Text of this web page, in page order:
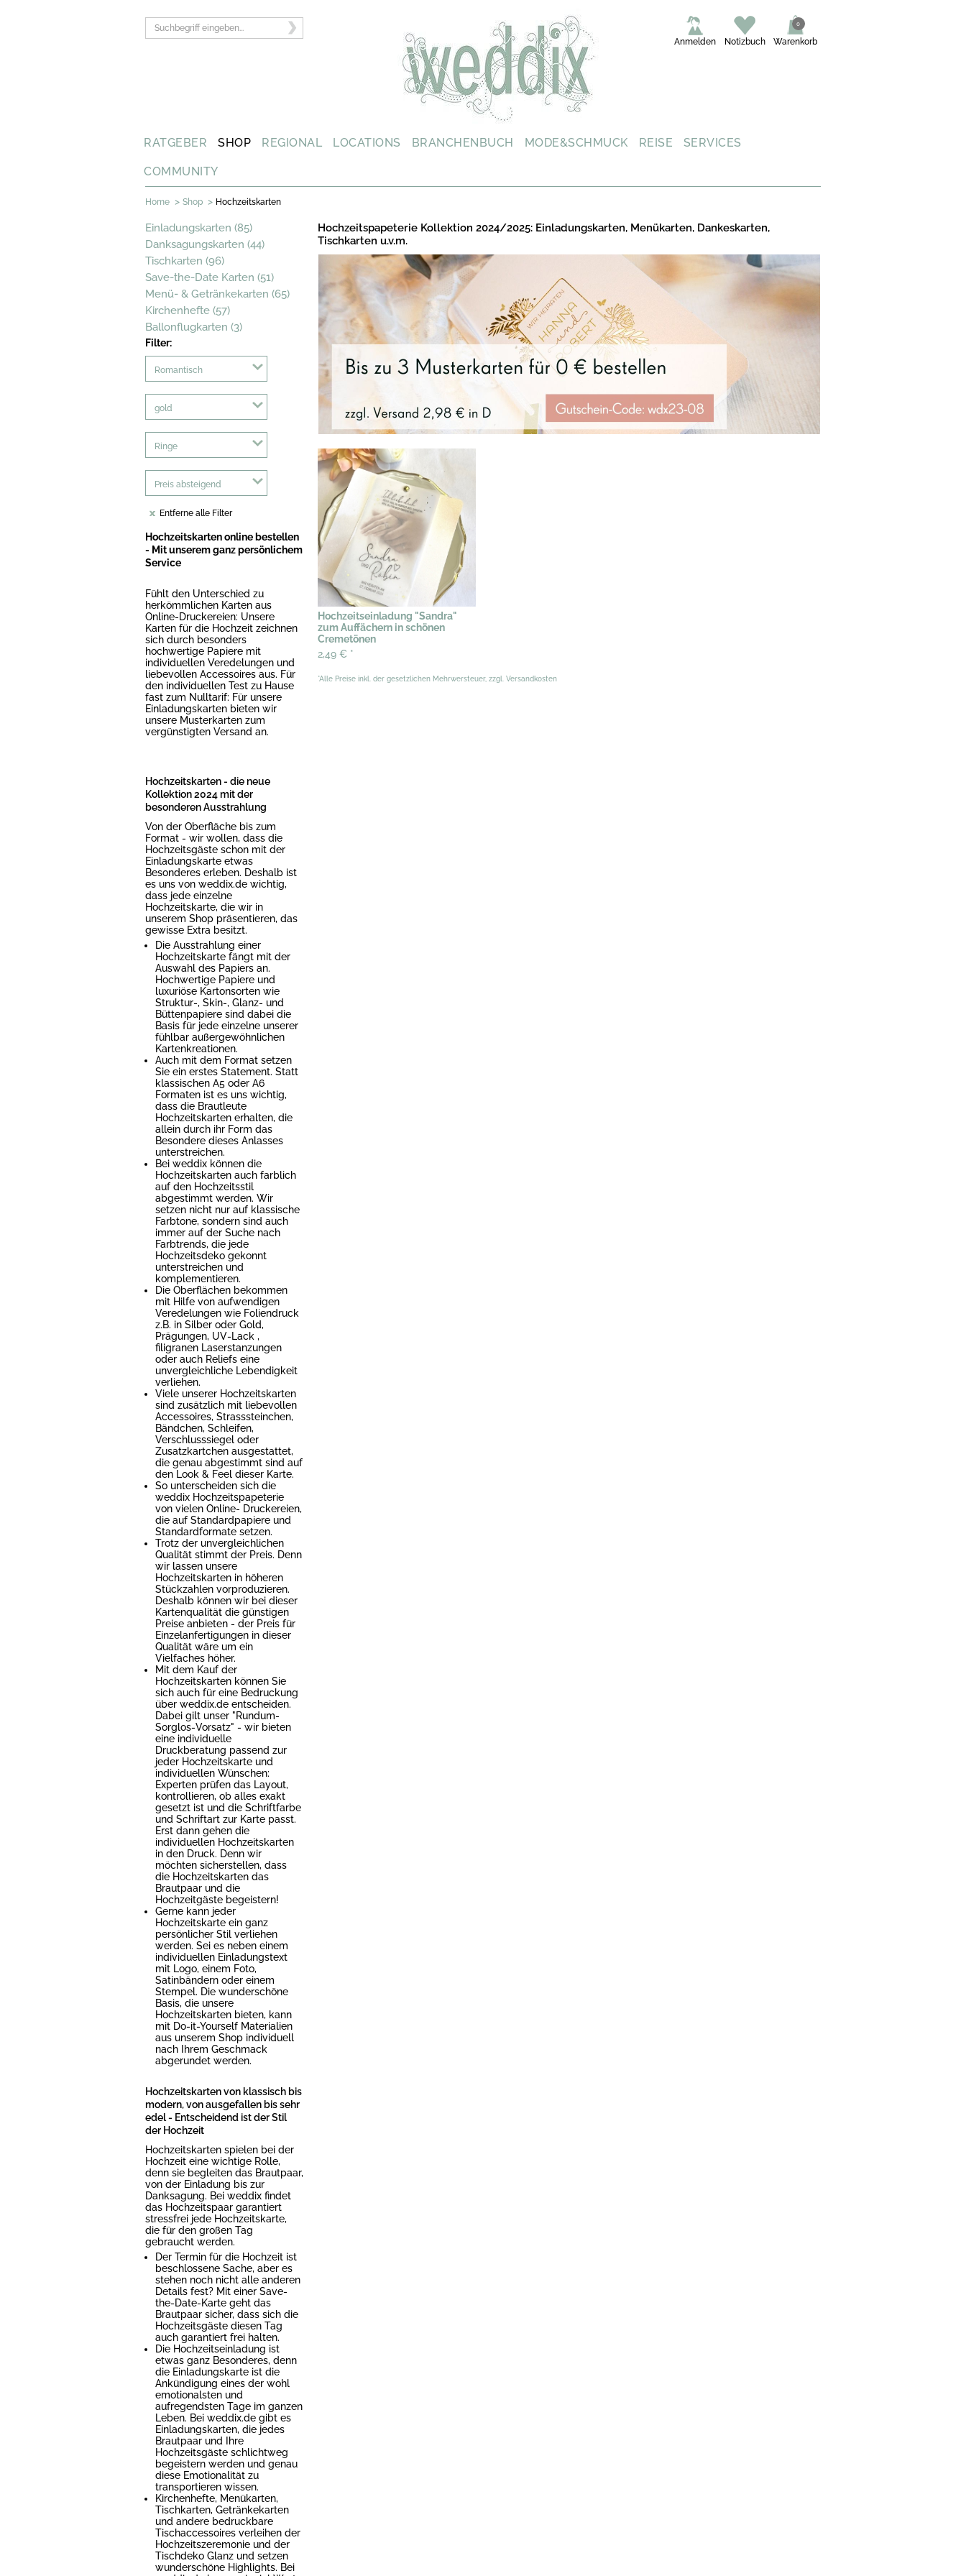
Warenkorb
0
Notizbuch
Anmelden
RATGEBER SHOP REGIONAL LOCATIONS BRANCHENBUCH MODE&SCHMUCK REISE SERVICES
COMMUNITY
Home > Shop > Hochzeitskarten
Einladungskarten (85)
Danksagungskarten (44)
Tischkarten (96)
Save-the-Date Karten (51)
Menü- & Getränkekarten (65)
Kirchenhefte (57)
Ballonflugkarten (3)
Filter:
Romantisch
gold
Ringe
Preis absteigend
Entferne alle Filter
Hochzeitskarten online bestellen
- Mit unserem ganz persönlichem
Service
Fühlt den Unterschied zu
herkömmlichen Karten aus
Online-Druckereien: Unsere
Karten für die Hochzeit zeichnen
sich durch besonders
hochwertige Papiere mit
individuellen Veredelungen und
liebevollen Accessoires aus. Für
den individuellen Test zu Hause
fast zum Nulltarif: Für unsere
Einladungskarten bieten wir
unsere Musterkarten zum
vergünstigten Versand an.
Hochzeitskarten - die neue
Kollektion 2024 mit der
besonderen Ausstrahlung
Von der Oberfläche bis zum
Format - wir wollen, dass die
Hochzeitsgäste schon mit der
Einladungskarte etwas
Besonderes erleben. Deshalb ist
es uns von weddix.de wichtig,
dass jede einzelne
Hochzeitskarte, die wir in
unserem Shop präsentieren, das
gewisse Extra besitzt.
Die Ausstrahlung einer
Hochzeitskarte fängt mit der
Auswahl des Papiers an.
Hochwertige Papiere und
luxuriöse Kartonsorten wie
Struktur-, Skin-, Glanz- und
Büttenpapiere sind dabei die
Basis für jede einzelne unserer
fühlbar außergewöhnlichen
Kartenkreationen.
Auch mit dem Format setzen
Sie ein erstes Statement. Statt
klassischen A5 oder A6
Formaten ist es uns wichtig,
dass die Brautleute
Hochzeitskarten erhalten, die
allein durch ihr Form das
Besondere dieses Anlasses
unterstreichen.
Bei weddix können die
Hochzeitskarten auch farblich
auf den Hochzeitsstil
abgestimmt werden. Wir
setzen nicht nur auf klassische
Farbtone, sondern sind auch
immer auf der Suche nach
Farbtrends, die jede
Hochzeitsdeko gekonnt
unterstreichen und
komplementieren.
Die Oberflächen bekommen
mit Hilfe von aufwendigen
Veredelungen wie Foliendruck
z.B. in Silber oder Gold,
Prägungen, UV-Lack ,
filigranen Laserstanzungen
oder auch Reliefs eine
unvergleichliche Lebendigkeit
verliehen.
Viele unserer Hochzeitskarten
sind zusätzlich mit liebevollen
Accessoires, Strasssteinchen,
Bändchen, Schleifen,
Verschlusssiegel oder
Zusatzkartchen ausgestattet,
die genau abgestimmt sind auf
den Look & Feel dieser Karte.
So unterscheiden sich die
weddix Hochzeitspapeterie
von vielen Online- Druckereien,
die auf Standardpapiere und
Standardformate setzen.
Trotz der unvergleichlichen
Qualität stimmt der Preis. Denn
wir lassen unsere
Hochzeitskarten in höheren
Stückzahlen vorproduzieren.
Deshalb können wir bei dieser
Kartenqualität die günstigen
Preise anbieten - der Preis für
Einzelanfertigungen in dieser
Qualität wäre um ein
Vielfaches höher.
Mit dem Kauf der
Hochzeitskarten können Sie
sich auch für eine Bedruckung
über weddix.de entscheiden.
Dabei gilt unser "Rundum-
Sorglos-Vorsatz" - wir bieten
eine individuelle
Druckberatung passend zur
jeder Hochzeitskarte und
individuellen Wünschen:
Experten prüfen das Layout,
kontrollieren, ob alles exakt
gesetzt ist und die Schriftfarbe
und Schriftart zur Karte passt.
Erst dann gehen die
individuellen Hochzeitskarten
in den Druck. Denn wir
möchten sicherstellen, dass
die Hochzeitskarten das
Brautpaar und die
Hochzeitgäste begeistern!
Gerne kann jeder
Hochzeitskarte ein ganz
persönlicher Stil verliehen
werden. Sei es neben einem
individuellen Einladungstext
mit Logo, einem Foto,
Satinbändern oder einem
Stempel. Die wunderschöne
Basis, die unsere
Hochzeitskarten bieten, kann
mit Do-it-Yourself Materialien
aus unserem Shop individuell
nach Ihrem Geschmack
abgerundet werden.
Hochzeitskarten von klassisch bis
modern, von ausgefallen bis sehr
edel - Entscheidend ist der Stil
der Hochzeit
Hochzeitskarten spielen bei der
Hochzeit eine wichtige Rolle,
denn sie begleiten das Brautpaar,
von der Einladung bis zur
Danksagung. Bei weddix findet
das Hochzeitspaar garantiert
stressfrei jede Hochzeitskarte,
die für den großen Tag
gebraucht werden.
Der Termin für die Hochzeit ist
beschlossene Sache, aber es
stehen noch nicht alle anderen
Details fest? Mit einer Save-
the-Date-Karte geht das
Brautpaar sicher, dass sich die
Hochzeitsgäste diesen Tag
auch garantiert frei halten.
Die Hochzeitseinladung ist
etwas ganz Besonderes, denn
die Einladungskarte ist die
Ankündigung eines der wohl
emotionalsten und
aufregendsten Tage im ganzen
Leben. Bei weddix.de gibt es
Einladungskarten, die jedes
Brautpaar und Ihre
Hochzeitsgäste schlichtweg
begeistern werden und genau
diese Emotionalität zu
transportieren wissen.
Kirchenhefte, Menükarten,
Tischkarten, Getränkekarten
und andere bedruckbare
Tischaccessoires verleihen der
Hochzeitszeremonie und der
Tischdeko Glanz und setzen
wunderschöne Highlights. Bei
Hochzeitspapeterie Kollektion 2024/2025: Einladungskarten, Menükarten, Dankeskarten,
Tischkarten u.v.m.
Hochzeitseinladung "Sandra"
zum Auffächern in schönen
Cremetönen
2,49 € *
*Alle Preise inkl. der gesetzlichen Mehrwersteuer, zzgl. Versandkosten